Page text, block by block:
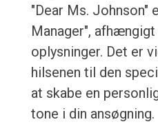
"Dear Ms. Johnson"
Manager",
oplysninger. Det er
hilsenen til den
at skabe en
tone i din ansøgning.